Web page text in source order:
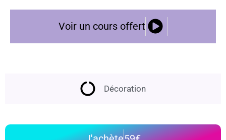
Voir un cours offert
Décoration